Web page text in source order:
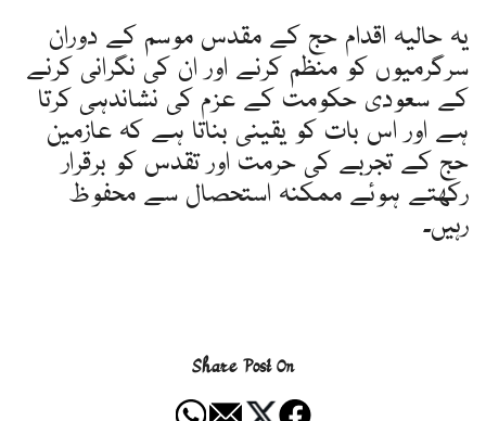
یہ حالیہ اقدام حج کے مقدس موسم کے دوران
سرگرمیوں کو منظم کرنے اور ان کی نگرانی کرنے
کے سعودی حکومت کے عزم کی نشاندہی کرتا
ہے اور اس بات کو یقینی بناتا ہے کہ عازمین
حج کے تجربے کی حرمت اور تقدس کو برقرار
رکھتے ہوئے ممکنہ استحصال سے محفوظ
رہیں۔
Share Post On